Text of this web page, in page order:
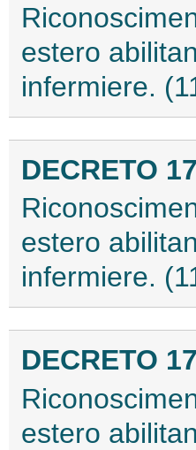
estero
infermiere.
DECRETO
estero
infermiere.
DECRETO
estero